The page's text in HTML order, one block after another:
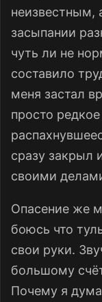
неизвестным,
засыпании
чуть ли не
составило
меня застал
просто
сразу закрыл
своими
Опасение же
боюсь что
свои руки.
большому
Почему я